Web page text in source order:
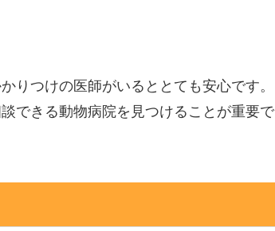
りつけの医師がいるととても安心です。
できる動物病院を見つけることが重要で